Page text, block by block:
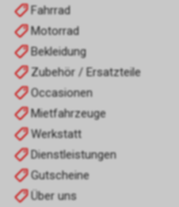
Fahrrad
Motorrad
Bekleidung
Zubehör / Ersatzteile
Occasionen
Mietfahrzeuge
Werkstatt
Dienstleistungen
Gutscheine
Über uns